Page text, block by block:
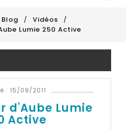
Blog
Vidéos
Lumie 250 Active
: 15/09/2011
d'Aube Lumie
Active